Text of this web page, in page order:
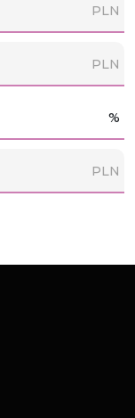
PLN
PLN
%
PLN